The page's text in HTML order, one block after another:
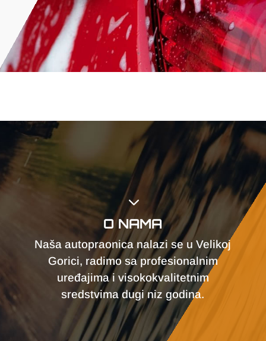
3
O NAMA
Naša autopraonica nalazi se u Velikoj
Gorici, radimo sa profesionalnim
uređajima i visokokvalitetnim
sredstvima dugi niz godina.